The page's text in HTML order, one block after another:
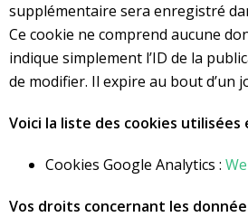
supplémentaire sera enregistré
Ce cookie ne comprend aucune
indique simplement l’ID de la
de modifier. Il expire au bout d’un
Voici la liste des cookies
Cookies Google Analytics :
Vos droits concernant les